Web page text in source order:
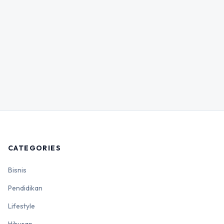
CATEGORIES
Bisnis
Pendidikan
Lifestyle